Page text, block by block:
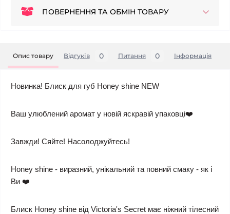
ПОВЕРНЕННЯ ТА ОБМІН ТОВАРУ
Опис товару Відгуків 0 Питання 0 Iнформація
Новинка! Блиск для губ Honey shine NEW
Ваш улюблений аромат у новій яскравій упаковці❤️
Завжди! Сяйте! Насолоджуйтесь!
Honey shine - виразний, унікальний та повний смаку - як і
Ви ❤️
Блиск Honey shine від Victoria's Secret має ніжний тілесний